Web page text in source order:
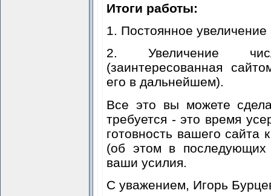
Итоги работы:
1. Постоянное
2. Увеличение
(заинтересованная
его в дальнейшем).
Все это вы можете
требуется - это время
готовность вашего сайта
(об этом в последующих
ваши усилия.
С уважением, Игорь